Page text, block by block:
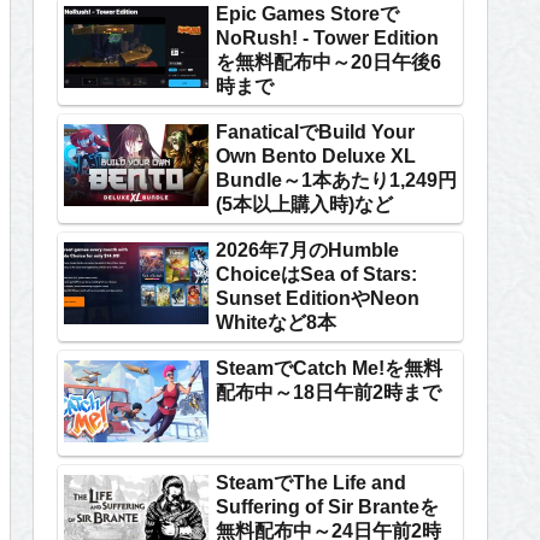
Epic Games Storeで
NoRush! - Tower Edition
を無料配布中～20日午後6
時まで
FanaticalでBuild Your
Own Bento Deluxe XL
Bundle～1本あたり1,249円
(5本以上購入時)など
2026年7月のHumble
ChoiceはSea of Stars:
Sunset EditionやNeon
Whiteなど8本
SteamでCatch Me!を無料
配布中～18日午前2時まで
SteamでThe Life and
Suffering of Sir Branteを
無料配布中～24日午前2時